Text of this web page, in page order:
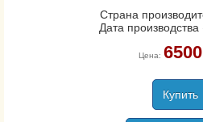
Gen-1
Ultra Grip
Ultra Grip
Страна
Дата
Цена: 6500
Купить